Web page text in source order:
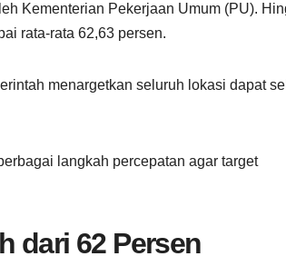
Kementerian Pekerjaan Umum (PU).
rata-rata 62,63 persen.
menargetkan seluruh lokasi dapat
langkah percepatan agar target
dari 62 Persen